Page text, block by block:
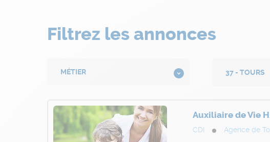
Filtrez les annonces
37 - TOURS
Auxiliaire de Vie
CDI Agence de